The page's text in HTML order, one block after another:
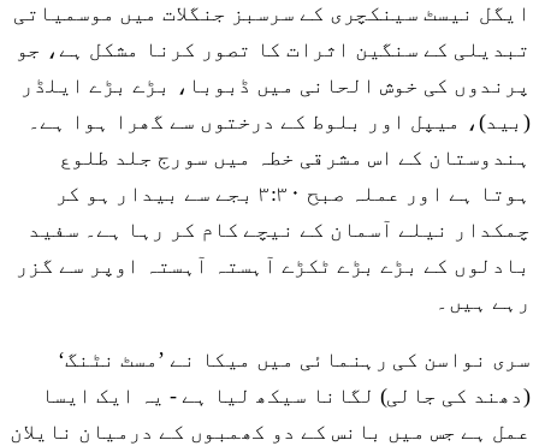
ایگل نیسٹ سینکچری کے سرسبز جنگلات میں موسمیاتی
تبدیلی کے سنگین اثرات کا تصور کرنا مشکل ہے، جو
پرندوں کی خوش الحانی میں ڈبوبا، بڑے بڑے ایلڈر
(بید)، میپل اور بلوط کے درختوں سے گھرا ہوا ہے۔
ہندوستان کے اس مشرقی خطہ میں سورج جلد طلوع
ہوتا ہے اور عملہ صبح ۳:۳۰ بجے سے بیدار ہو کر
چمکدار نیلے آسمان کے نیچے کام کر رہا ہے۔ سفید
بادلوں کے بڑے بڑے ٹکڑے آہستہ آہستہ اوپر سے گزر
رہے ہیں۔
سری نواسن کی رہنمائی میں میکا نے ’مسٹ نٹنگ‘
(دھند کی جالی) لگانا سیکھ لیا ہے - یہ ایک ایسا
عمل ہے جس میں بانس کے دو کھمبوں کے درمیان نایلان